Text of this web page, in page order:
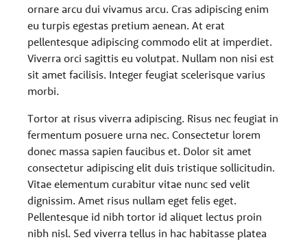
ornare arcu dui vivamus arcu. Cras adipiscing enim
eu turpis egestas pretium aenean. At erat
pellentesque adipiscing commodo elit at imperdiet.
Viverra orci sagittis eu volutpat. Nullam non nisi est
sit amet facilisis. Integer feugiat scelerisque varius
morbi.
Tortor at risus viverra adipiscing. Risus nec feugiat in
fermentum posuere urna nec. Consectetur lorem
donec massa sapien faucibus et. Dolor sit amet
consectetur adipiscing elit duis tristique sollicitudin.
Vitae elementum curabitur vitae nunc sed velit
dignissim. Amet risus nullam eget felis eget.
Pellentesque id nibh tortor id aliquet lectus proin
nibh nisl. Sed viverra tellus in hac habitasse platea